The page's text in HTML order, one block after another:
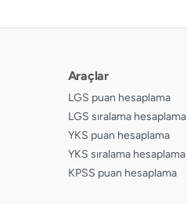
Araçlar
LGS puan hesaplama
LGS sıralama hesaplama
YKS puan hesaplama
YKS sıralama hesaplama
KPSS puan hesaplama